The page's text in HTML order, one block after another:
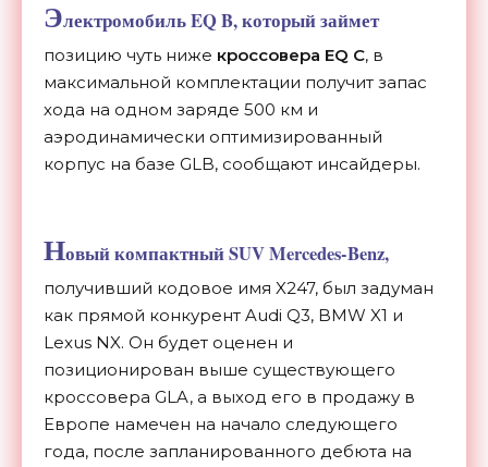
Электромобиль EQ B, который займет
позицию чуть ниже кроссовера EQ C, в
максимальной комплектации получит запас
хода на одном заряде 500 км и
аэродинамически оптимизированный
корпус на базе GLB, сообщают инсайдеры.
Новый компактный SUV Mercedes-Benz,
получивший кодовое имя X247, был задуман
как прямой конкурент Audi Q3, BMW X1 и
Lexus NX. Он будет оценен и
позиционирован выше существующего
кроссовера GLA, а выход его в продажу в
Европе намечен на начало следующего
года, после запланированного дебюта на